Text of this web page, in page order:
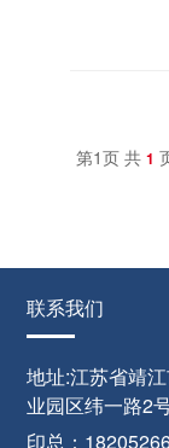
第1页 共 1
联系我们
地址:江苏省靖
业园区纬一路2
印总：